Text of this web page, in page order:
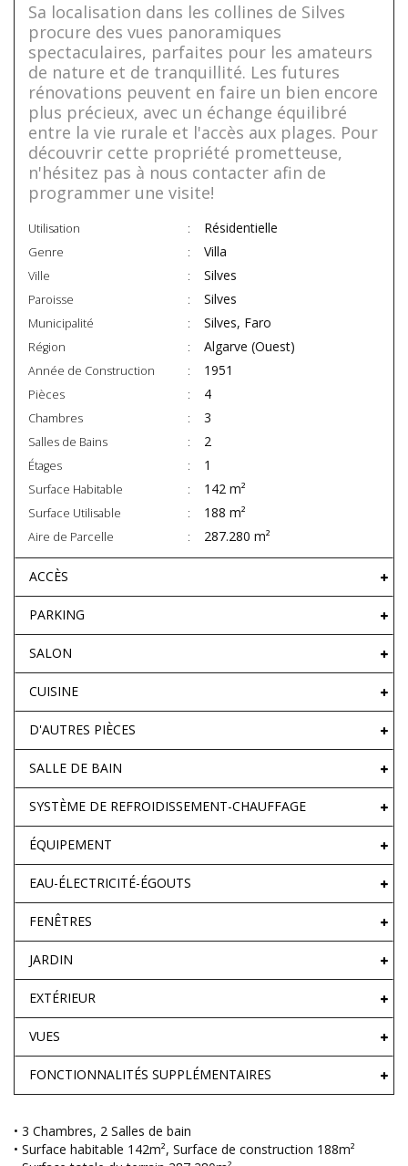
Sa localisation dans les collines de Silves
procure des vues panoramiques
spectaculaires, parfaites pour les amateurs
de nature et de tranquillité. Les futures
rénovations peuvent en faire un bien encore
plus précieux, avec un échange équilibré
entre la vie rurale et l'accès aux plages. Pour
découvrir cette propriété prometteuse,
n'hésitez pas à nous contacter afin de
programmer une visite!
Utilisation Résidentielle
Genre Villa
Ville Silves
Paroisse Silves
Municipalité Silves, Faro
Région Algarve (Ouest)
Année de Construction 1951
Pièces 4
Chambres 3
Salles de Bains 2
Étages 1
Surface Habitable 142 m²
Surface Utilisable 188 m²
Aire de Parcelle 287.280 m²
ACCÈS
PARKING
SALON
CUISINE
D'AUTRES PIÈCES
SALLE DE BAIN
SYSTÈME DE REFROIDISSEMENT-CHAUFFAGE
ÉQUIPEMENT
EAU-ÉLECTRICITÉ-ÉGOUTS
FENÊTRES
JARDIN
EXTÉRIEUR
VUES
FONCTIONNALITÉS SUPPLÉMENTAIRES
• 3 Chambres, 2 Salles de bain
• Surface habitable 142m², Surface de construction 188m²